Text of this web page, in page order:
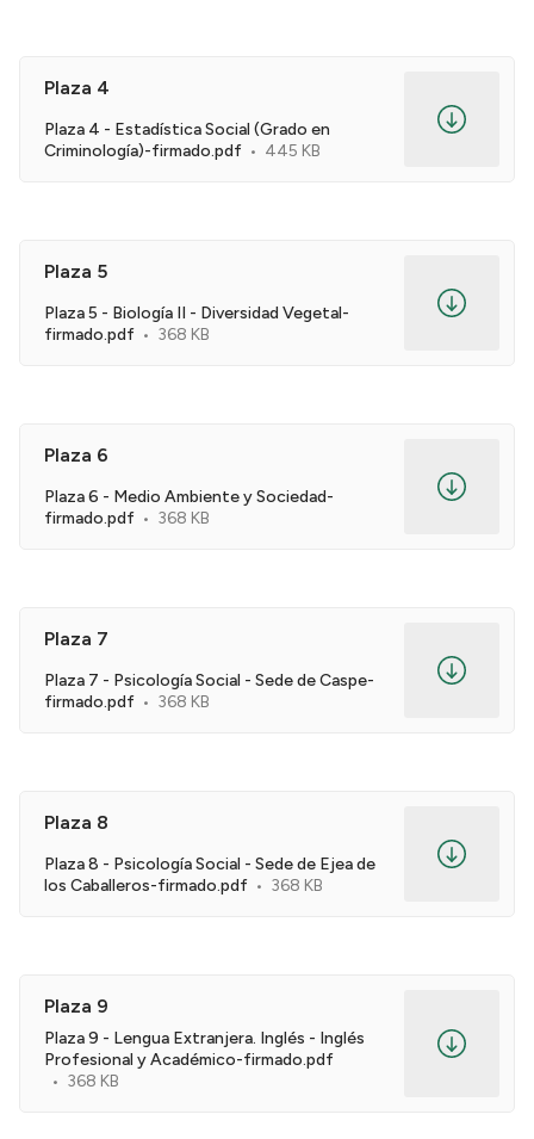
Plaza 4
Plaza 4 - Estadística Social (Grado en
Criminología)-firmado.pdf
445 KB
Plaza 5
Plaza 5 - Biología II - Diversidad Vegetal-
firmado.pdf
368 KB
Plaza 6
Plaza 6 - Medio Ambiente y Sociedad-
firmado.pdf
368 KB
Plaza 7
Plaza 7 - Psicología Social - Sede de Caspe-
firmado.pdf
368 KB
Plaza 8
Plaza 8 - Psicología Social - Sede de Ejea de
los Caballeros-firmado.pdf
368 KB
Plaza 9
Plaza 9 - Lengua Extranjera. Inglés - Inglés
Profesional y Académico-firmado.pdf
368 KB